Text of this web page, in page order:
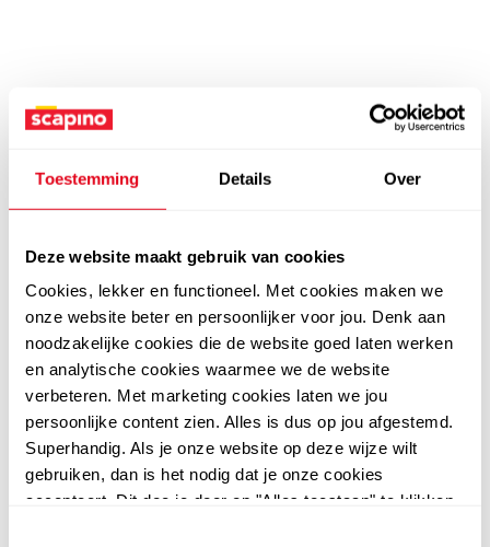
Toestemming Details Over
Deze website maakt gebruik van cookies
Cookies, lekker en functioneel. Met cookies maken we
onze website beter en persoonlijker voor jou. Denk aan
noodzakelijke cookies die de website goed laten werken
en analytische cookies waarmee we de website
verbeteren. Met marketing cookies laten we jou
persoonlijke content zien. Alles is dus op jou afgestemd.
Superhandig. Als je onze website op deze wijze wilt
gebruiken, dan is het nodig dat je onze cookies
accepteert. Dit doe je door op "Alles toestaan" te klikken.